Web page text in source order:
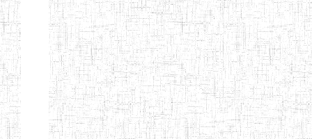
Afficher Page 9 sur 13 Total: 307
ST ANDRE
ENIEG PRIVEE
LAIQUE
PEKEKUE
04/06/2015 ENIEG